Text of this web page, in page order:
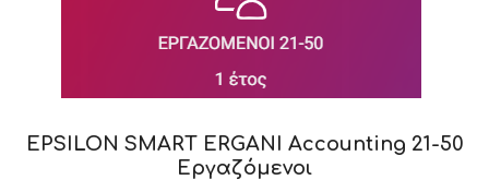
EPSILON SMART ERGANI Accounting 21-50
Εργαζόμενοι